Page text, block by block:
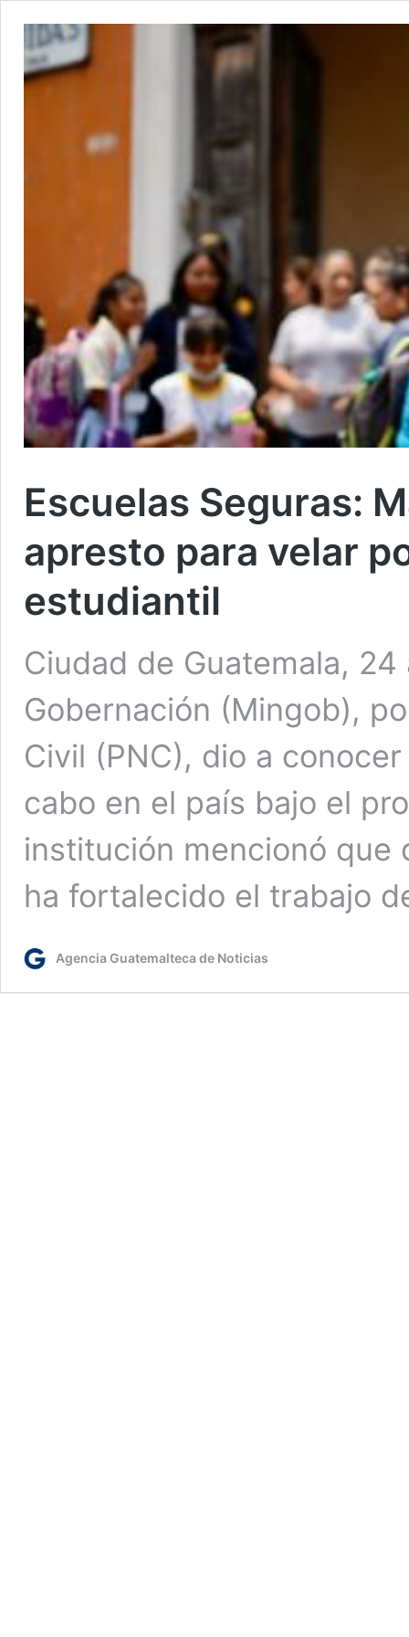
Escuelas Seguras:
apresto para velar
estudiantil
Ciudad de Guatemala,
Gobernación (Mingob),
Civil (PNC), dio a
cabo en el país bajo el
institución mencionó que
ha fortalecido el trabajo
Agencia Guatemalteca de Noticias